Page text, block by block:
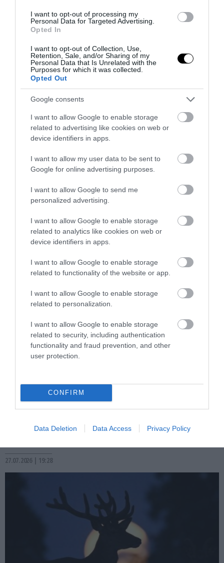
I want to opt-out of processing my
Personal Data for Targeted Advertising.
Opted In
I want to opt-out of Collection, Use,
Retention, Sale, and/or Sharing of my
Personal Data that Is Unrelated with the
Purposes for which it was collected.
Opted Out
Google consents
I want to allow Google to enable storage
related to advertising like cookies on web or
device identifiers in apps.
I want to allow my user data to be sent to
Google for online advertising purposes.
I want to allow Google to send me
personalized advertising.
I want to allow Google to enable storage
related to analytics like cookies on web or
device identifiers in apps.
I want to allow Google to enable storage
related to functionality of the website or app.
I want to allow Google to enable storage
related to personalization.
I want to allow Google to enable storage
related to security, including authentication
functionality and fraud prevention, and other
user protection.
CONFIRM
Data Deletion Data Access Privacy Policy
ανέμους έως 120 χλμ./ώρα
Αλλάζει το σκηνικό του καιρού μετά τις
αρχές Αυγούστου: Ψυχρή μάζα από τη
Ρωσία φέρνει πτώση της θερμοκρασίας
PRONEWS.GR /ΚΑΙΡΟΣ
Καιρός: Έως 39 βαθμούς Κελσίου η
θερμοκρασία αύριο – Ισχυρά μελτέμια
27.07.2026 | 19:28